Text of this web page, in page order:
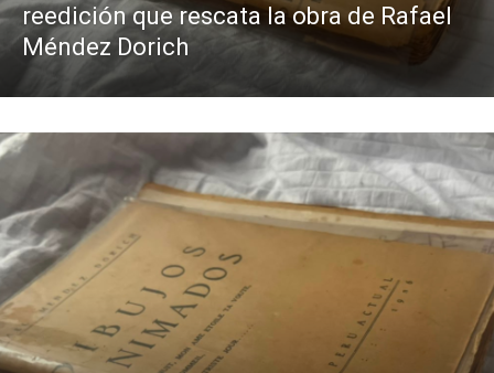
reedición que rescata la obra de Rafael
Méndez Dorich